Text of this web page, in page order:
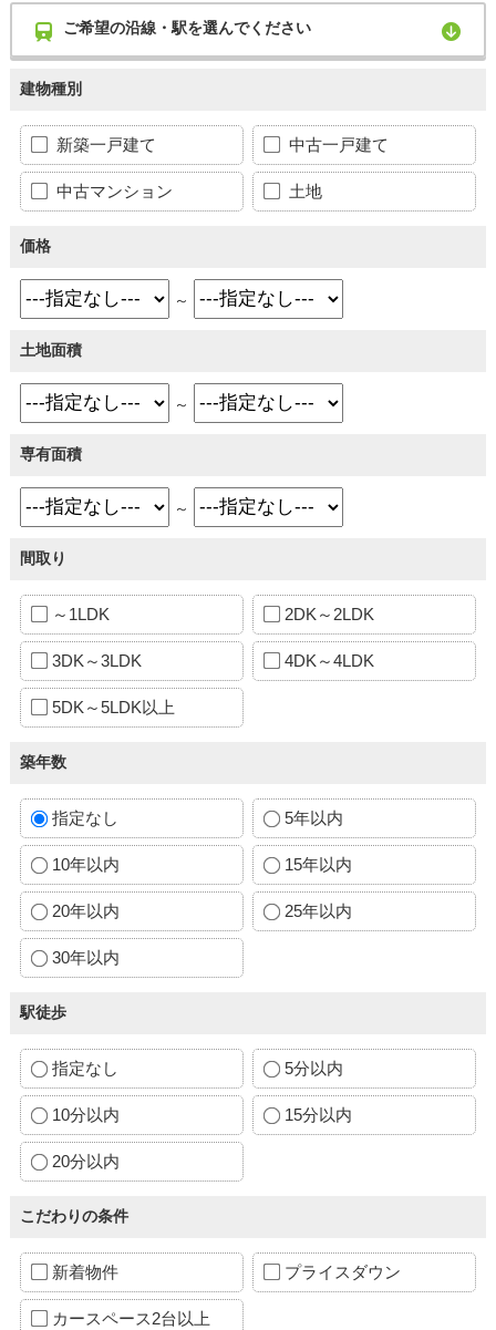
ご希望の沿線・駅を選んでください
建物種別
新築一戸建て 中古一戸建て
中古マンション 土地
価格
～
土地面積
～
専有面積
～
間取り
～1LDK 2DK～2LDK
3DK～3LDK 4DK～4LDK
5DK～5LDK以上
築年数
指定なし 5年以内
10年以内 15年以内
20年以内 25年以内
30年以内
駅徒歩
指定なし 5分以内
10分以内 15分以内
20分以内
こだわりの条件
新着物件 プライスダウン
カースペース2台以上